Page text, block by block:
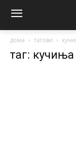
дома тагови
таг: